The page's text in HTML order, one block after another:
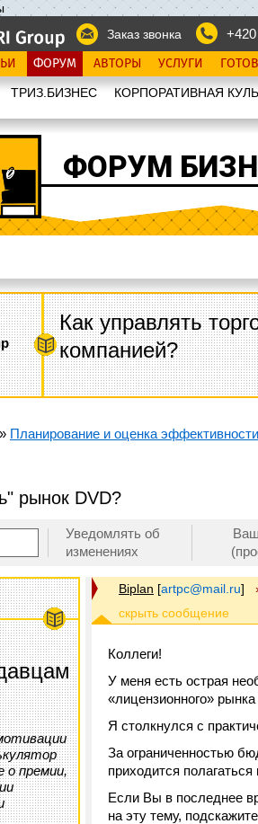
Заказ звонка
ФОРУМ АВТОРЫ УСЛУГИ
ТРИЗ.БИЗНЕС КОРПОРАТИВНАЯ
ФОРУМ
Как управлять
компанией?
» Планирование и оценка
рынок DVD?
Уведомлять об
изменениях
о премии,
Biplan [artpc@mail.ru]
Коллеги!
У меня есть острая
«лицензионного»
Я столкнулся с
За ограниченностью
приходится
Если Вы в последнее
на эту тему,